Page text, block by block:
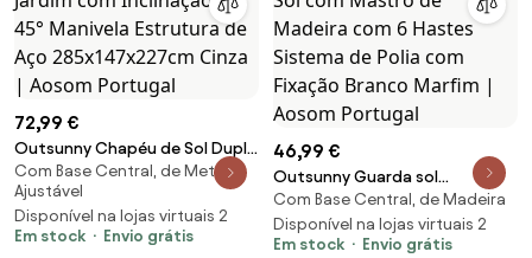
72,99 €
Outsunny Chapéu de Sol Duplo
Chapéu de Sol de Jardim com
Inclinação de 45° Manivela
Estrutura de Aço
285x147x227cm Cinza | Aosom
Com Base Central, de Metal,
Ajustável
Disponível na lojas virtuais 2
Em stock
Envio grátis
46,99 €
Outsunny Guarda sol
Ø250x230cm Chapéu de Sol
com Mastro de Madeira com 6
Hastes Sistema de Polia com
Com Base Central, de Madeira
Disponível na lojas virtuais 2
Em stock
Envio grátis